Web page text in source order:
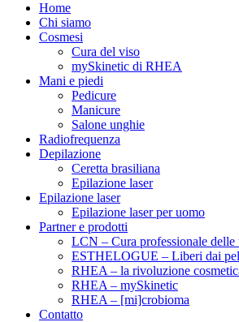
Home
Chi siamo
Cosmesi
Cura del viso
mySkinetic di RHEA
Mani e piedi
Pedicure
Manicure
Salone unghie
Radiofrequenza
Depilazione
Ceretta brasiliana
Epilazione laser
Epilazione laser
Epilazione laser per uomo
Partner e prodotti
LCN – Cura professionale delle
ESTHELOGUE – Liberi dai
RHEA – la rivoluzione
RHEA – mySkinetic
RHEA – [mi]crobioma
Contatto